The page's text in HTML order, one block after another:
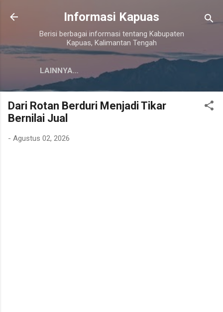
Langsung ke konten utama
Informasi Kapuas
Berisi berbagai informasi tentang Kabupaten
Kapuas, Kalimantan Tengah
LAINNYA…
Dari Rotan Berduri Menjadi Tikar
Bernilai Jual
- Agustus 02, 2026